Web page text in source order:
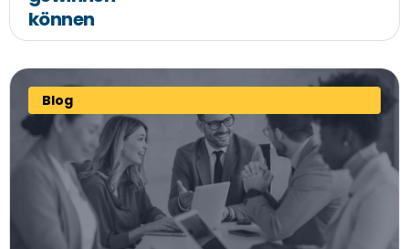
können
Blog